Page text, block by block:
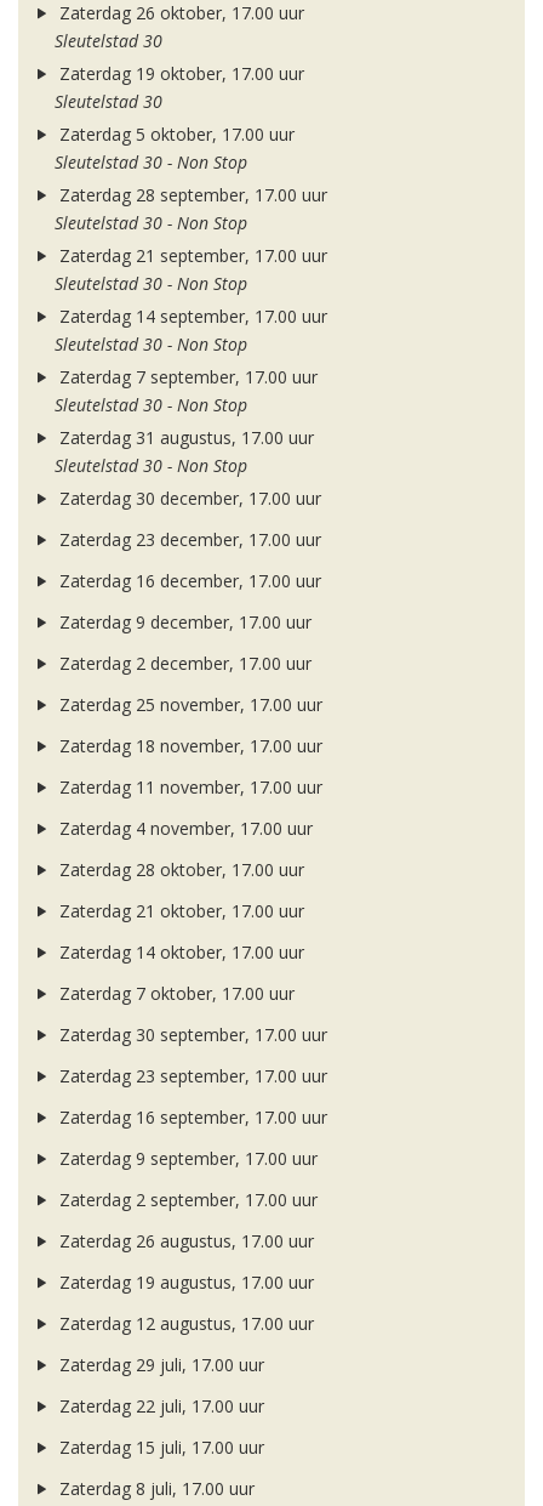
Zaterdag 26 oktober, 17.00 uur
Sleutelstad 30
Zaterdag 19 oktober, 17.00 uur
Sleutelstad 30
Zaterdag 5 oktober, 17.00 uur
Sleutelstad 30 - Non Stop
Zaterdag 28 september, 17.00 uur
Sleutelstad 30 - Non Stop
Zaterdag 21 september, 17.00 uur
Sleutelstad 30 - Non Stop
Zaterdag 14 september, 17.00 uur
Sleutelstad 30 - Non Stop
Zaterdag 7 september, 17.00 uur
Sleutelstad 30 - Non Stop
Zaterdag 31 augustus, 17.00 uur
Sleutelstad 30 - Non Stop
Zaterdag 30 december, 17.00 uur
Zaterdag 23 december, 17.00 uur
Zaterdag 16 december, 17.00 uur
Zaterdag 9 december, 17.00 uur
Zaterdag 2 december, 17.00 uur
Zaterdag 25 november, 17.00 uur
Zaterdag 18 november, 17.00 uur
Zaterdag 11 november, 17.00 uur
Zaterdag 4 november, 17.00 uur
Zaterdag 28 oktober, 17.00 uur
Zaterdag 21 oktober, 17.00 uur
Zaterdag 14 oktober, 17.00 uur
Zaterdag 7 oktober, 17.00 uur
Zaterdag 30 september, 17.00 uur
Zaterdag 23 september, 17.00 uur
Zaterdag 16 september, 17.00 uur
Zaterdag 9 september, 17.00 uur
Zaterdag 2 september, 17.00 uur
Zaterdag 26 augustus, 17.00 uur
Zaterdag 19 augustus, 17.00 uur
Zaterdag 12 augustus, 17.00 uur
Zaterdag 29 juli, 17.00 uur
Zaterdag 22 juli, 17.00 uur
Zaterdag 15 juli, 17.00 uur
Zaterdag 8 juli, 17.00 uur